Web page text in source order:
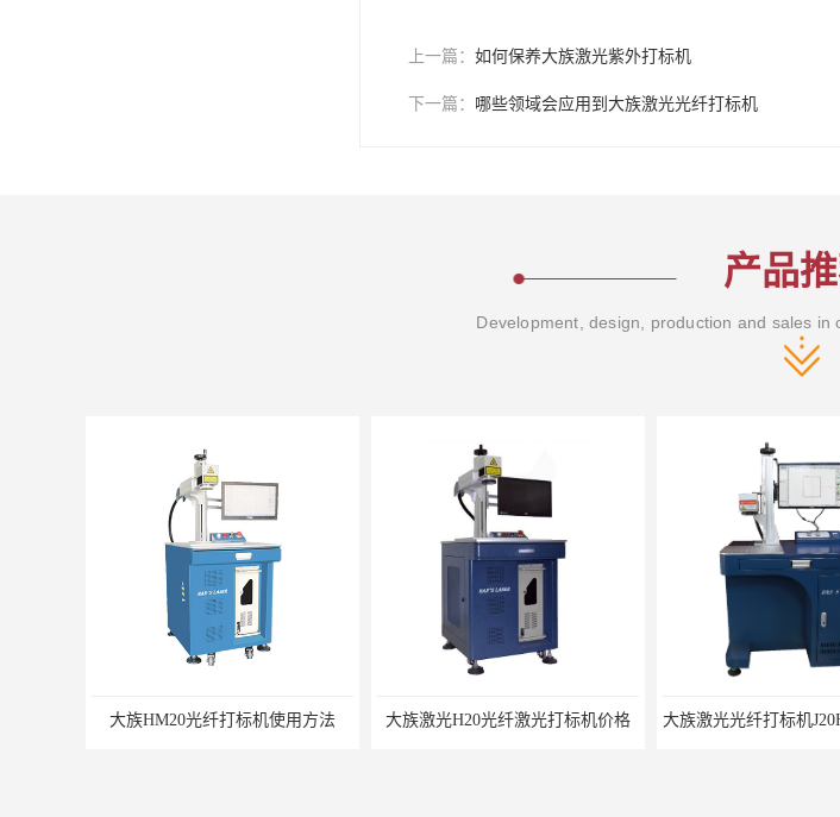
上一篇： 如何保养大族激光紫外打标机
下一篇： 哪些领域会应用到大族激光光纤打标机
产品
Development, design, production and sales
大族HM20光纤打标机使用方法 大族激光H20光纤激光打标机价格